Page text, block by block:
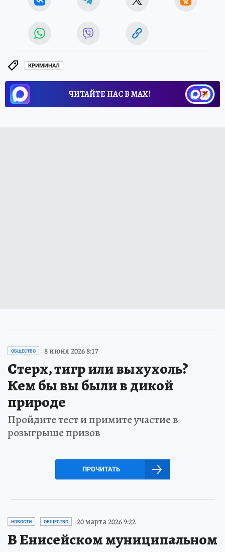
КРИМИНАЛ
ЧИТАЙТЕ НАС В МАХ!
ОБЩЕСТВО 8 июня 2026 8:17
Стерх, тигр или выхухоль?
Кем бы вы были в дикой
природе
Пройдите тест и примите участие в
розыгрыше призов
ПРОЧИТАТЬ
НОВОСТИ ОБЩЕСТВО 20 марта 2026 9:22
В Енисейском муниципальном